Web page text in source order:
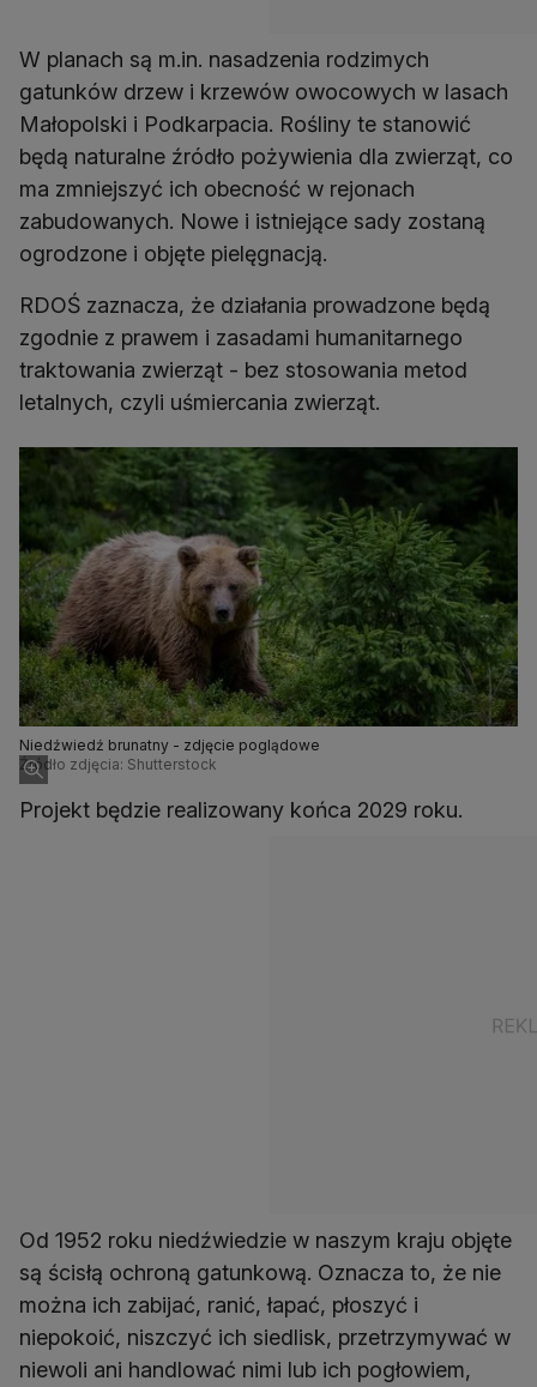
W planach są m.in. nasadzenia rodzimych
gatunków drzew i krzewów owocowych w lasach
Małopolski i Podkarpacia. Rośliny te stanowić
będą naturalne źródło pożywienia dla zwierząt, co
ma zmniejszyć ich obecność w rejonach
zabudowanych. Nowe i istniejące sady zostaną
ogrodzone i objęte pielęgnacją.
RDOŚ zaznacza, że działania prowadzone będą
zgodnie z prawem i zasadami humanitarnego
traktowania zwierząt - bez stosowania metod
letalnych, czyli uśmiercania zwierząt.
Niedźwiedź brunatny - zdjęcie poglądowe
Źródło zdjęcia: Shutterstock
Projekt będzie realizowany końca 2029 roku.
Od 1952 roku niedźwiedzie w naszym kraju objęte
są ścisłą ochroną gatunkową. Oznacza to, że nie
można ich zabijać, ranić, łapać, płoszyć i
niepokoić, niszczyć ich siedlisk, przetrzymywać w
niewoli ani handlować nimi lub ich pogłowiem,